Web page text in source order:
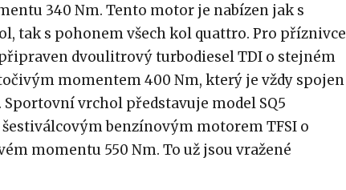
340 Nm. Tento motor je nabízen jak s
tak s pohonem všech kol quattro. Pro příznivce
dvoulitrový turbodiesel TDI o stejném
momentem 400 Nm, který je vždy spojen
vrchol představuje model SQ5
benzínovým motorem TFSI o
momentu 550 Nm. To už jsou vražené